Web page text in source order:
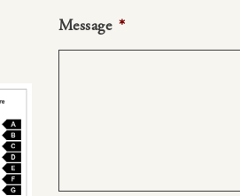
Message *